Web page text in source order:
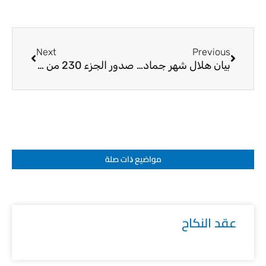
Previous
بيان هلال شهر جمادى الاولى
Next
صدور الجزء 230 من معالم الإيمان في تفسير القرآن
مواضيع ﺫات صلة
عقد النكاح